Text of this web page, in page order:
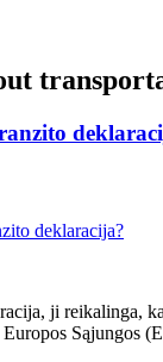
ji reikalinga,
Sąjungos